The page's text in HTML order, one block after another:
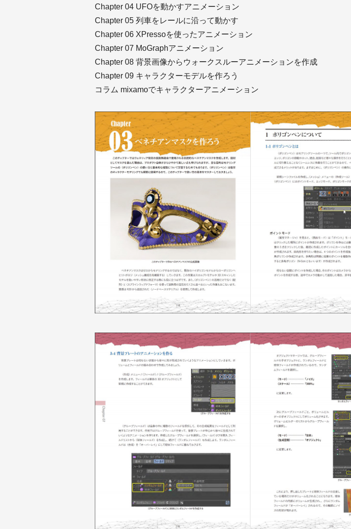
Chapter 04 UFOを動かすアニメーション
Chapter 05 列車をレールに沿って動かす
Chapter 06 XPressoを使ったアニメーション
Chapter 07 MoGraphアニメーション
Chapter 08 背景画像からウォークスルーアニメーションを作成
Chapter 09 キャラクターモデルを作ろう
コラム mixamoでキャラクターアニメーション